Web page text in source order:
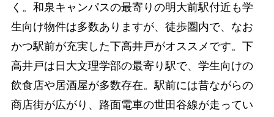
く。和泉キャンパスの最寄りの明大前駅付近も学
生向け物件は多数ありますが、徒歩圏内で、なお
かつ駅前が充実した下高井戸がオススメです。下
高井戸は日大文理学部の最寄り駅で、学生向けの
飲食店や居酒屋が多数存在。駅前には昔ながらの
商店街が広がり、路面電車の世田谷線が走ってい